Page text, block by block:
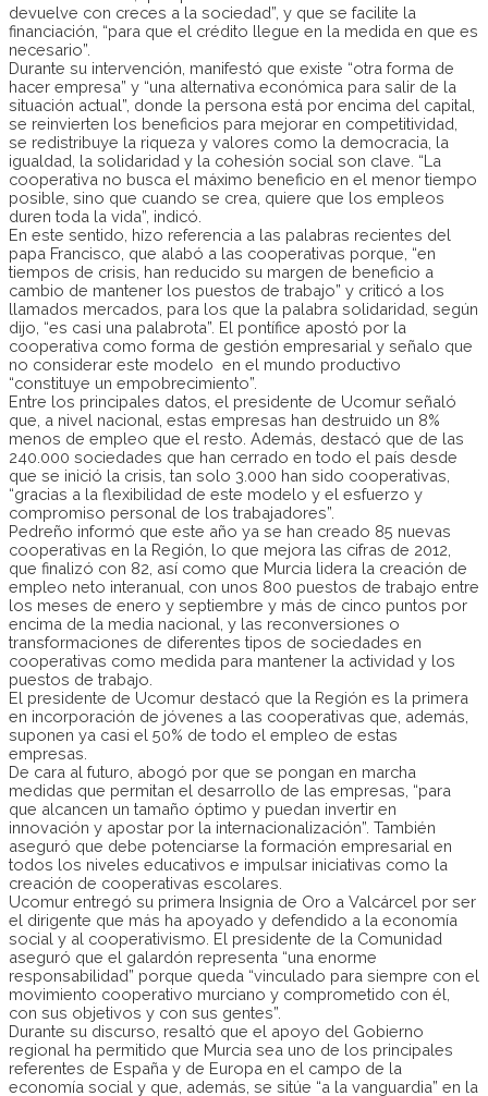
devuelve con creces a la sociedad”, y que se facilite la
financiación, “para que el crédito llegue en la medida en que es
necesario”.
Durante su intervención, manifestó que existe “otra forma de
hacer empresa” y “una alternativa económica para salir de la
situación actual”, donde la persona está por encima del capital,
se reinvierten los beneficios para mejorar en competitividad,
se redistribuye la riqueza y valores como la democracia, la
igualdad, la solidaridad y la cohesión social son clave. “La
cooperativa no busca el máximo beneficio en el menor tiempo
posible, sino que cuando se crea, quiere que los empleos
duren toda la vida”, indicó.
En este sentido, hizo referencia a las palabras recientes del
papa Francisco, que alabó a las cooperativas porque, “en
tiempos de crisis, han reducido su margen de beneficio a
cambio de mantener los puestos de trabajo” y criticó a los
llamados mercados, para los que la palabra solidaridad, según
dijo, “es casi una palabrota”. El pontífice apostó por la
cooperativa como forma de gestión empresarial y señalo que
no considerar este modelo en el mundo productivo
“constituye un empobrecimiento”.
Entre los principales datos, el presidente de Ucomur señaló
que, a nivel nacional, estas empresas han destruido un 8%
menos de empleo que el resto. Además, destacó que de las
240.000 sociedades que han cerrado en todo el país desde
que se inició la crisis, tan solo 3.000 han sido cooperativas,
“gracias a la flexibilidad de este modelo y el esfuerzo y
compromiso personal de los trabajadores”.
Pedreño informó que este año ya se han creado 85 nuevas
cooperativas en la Región, lo que mejora las cifras de 2012,
que finalizó con 82, así como que Murcia lidera la creación de
empleo neto interanual, con unos 800 puestos de trabajo entre
los meses de enero y septiembre y más de cinco puntos por
encima de la media nacional, y las reconversiones o
transformaciones de diferentes tipos de sociedades en
cooperativas como medida para mantener la actividad y los
puestos de trabajo.
El presidente de Ucomur destacó que la Región es la primera
en incorporación de jóvenes a las cooperativas que, además,
suponen ya casi el 50% de todo el empleo de estas
empresas.
De cara al futuro, abogó por que se pongan en marcha
medidas que permitan el desarrollo de las empresas, “para
que alcancen un tamaño óptimo y puedan invertir en
innovación y apostar por la internacionalización”. También
aseguró que debe potenciarse la formación empresarial en
todos los niveles educativos e impulsar iniciativas como la
creación de cooperativas escolares.
Ucomur entregó su primera Insignia de Oro a Valcárcel por ser
el dirigente que más ha apoyado y defendido a la economía
social y al cooperativismo. El presidente de la Comunidad
aseguró que el galardón representa “una enorme
responsabilidad” porque queda “vinculado para siempre con el
movimiento cooperativo murciano y comprometido con él,
con sus objetivos y con sus gentes”.
Durante su discurso, resaltó que el apoyo del Gobierno
regional ha permitido que Murcia sea uno de los principales
referentes de España y de Europa en el campo de la
economía social y que, además, se sitúe “a la vanguardia” en la